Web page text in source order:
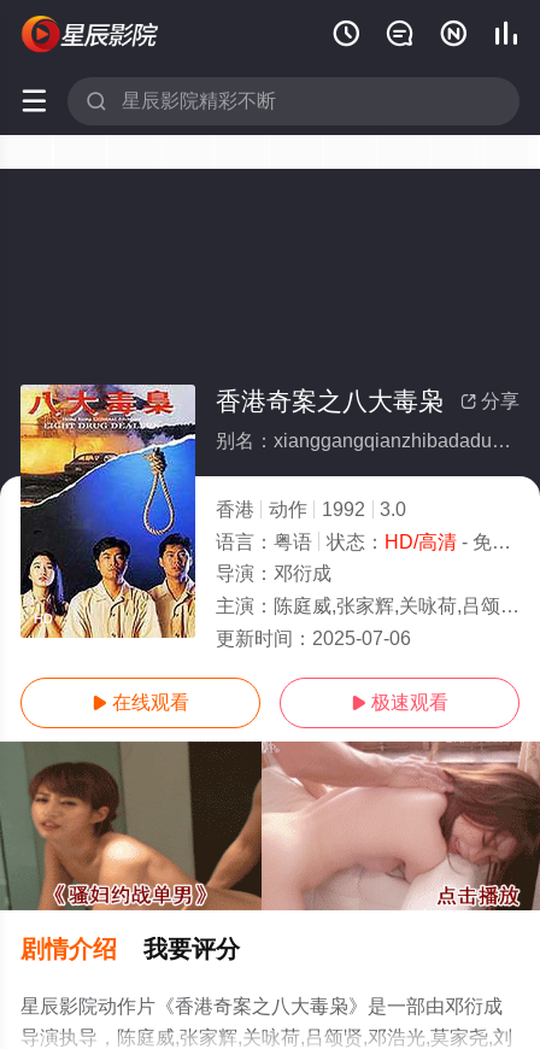
   
 
HD
 分享
香港奇案之八大毒枭
别名：xianggangqianzhibadaduxiao
香港 动作 1992
3.0
语言： 粤语 状态： HD/高清- 免费在线观看
导演： 邓衍成
主演： 陈庭威,张家辉,关咏荷,吕颂贤,邓浩光,莫家尧,刘锡贤,冼灏英
更新时间： 2025-07-06
 在线观看  极速观看
剧情介绍 我要评分
星辰影院动作片《香港奇案之八大毒枭》是一部由邓衍成
导演执导，陈庭威,张家辉,关咏荷,吕颂贤,邓浩光,莫家尧,刘